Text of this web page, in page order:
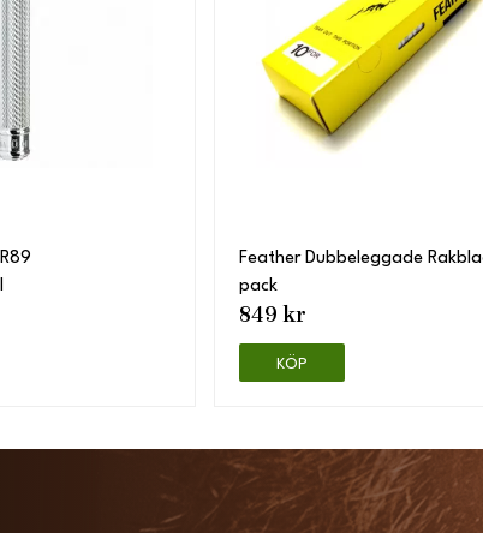
Feather Dubbeleggade
pack
849 kr
KÖP